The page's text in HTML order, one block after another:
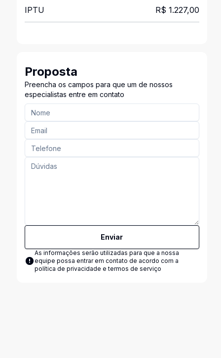
IPTU R$ 1.227,00
Proposta
Preencha os campos para que um de nossos
especialistas entre em contato
Enviar
As informações serão utilizadas para que a nossa
equipe possa entrar em contato de acordo com a
política de privacidade e termos de serviço